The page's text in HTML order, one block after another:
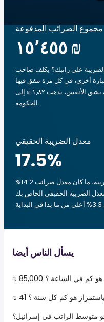
مجموع الضرائب المدفوعة
‏١٥٬٤٥٥ ₪
على راتبك؟ يكلف صاحب
₪ 3,383 لدفع ₪ 85,000. بعبارة أخرى، في كل مرة تنفق فيها
مبلغاً ‏١٠ ₪من المال الذي كسبته بشق الأنفس، يذهب ‏١٫٨٢ ₪ إلى
الحكومة.
معدل الضريبة الحقيقي
17.5%
لذلك، بدفعك أنت وصاحب العمل الضريبة، ما كان معدل ضرائب 14.2%
يعني أن معدل الضريبة الحقيقي الخاص بك
يسأل الناس أيضا
سنوي هو كم في الساعة ؟
₪ 41 باستمرار هو كم كل سنة ؟
متوسط الراتب في إسرائيل؟